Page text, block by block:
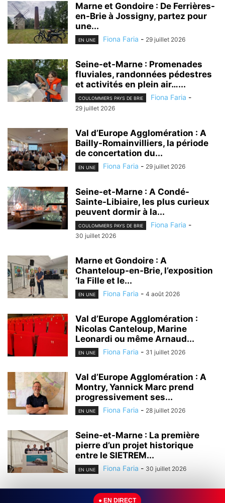
Marne et Gondoire : De Ferrières-
en-Brie à Jossigny, partez pour
une...
EN UNE Fiona Faria - 29 juillet 2026
Seine-et-Marne : Promenades
fluviales, randonnées pédestres
et activités en plein air…...
COULOMMIERS PAYS DE BRIE Fiona Faria -
29 juillet 2026
Val d’Europe Agglomération : A
Bailly-Romainvilliers, la période
de concertation du...
EN UNE Fiona Faria - 29 juillet 2026
Seine-et-Marne : A Condé-
Sainte-Libiaire, les plus curieux
peuvent dormir à la...
COULOMMIERS PAYS DE BRIE Fiona Faria -
30 juillet 2026
Marne et Gondoire : A
Chanteloup-en-Brie, l’exposition
‘la Fille et le...
EN UNE Fiona Faria - 4 août 2026
Val d’Europe Agglomération :
Nicolas Canteloup, Marine
Leonardi ou même Arnaud...
EN UNE Fiona Faria - 31 juillet 2026
Val d’Europe Agglomération : A
Montry, Yannick Marc prend
progressivement ses...
EN UNE Fiona Faria - 28 juillet 2026
Seine-et-Marne : La première
pierre d’un projet historique
entre le SIETREM...
EN UNE Fiona Faria - 30 juillet 2026
Seine-et-Marne : Leader mondial
● EN DIRECT